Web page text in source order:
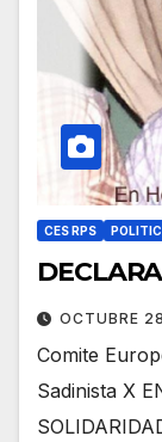
CES RPS
OCTUBRE
Comite
Sadinista X